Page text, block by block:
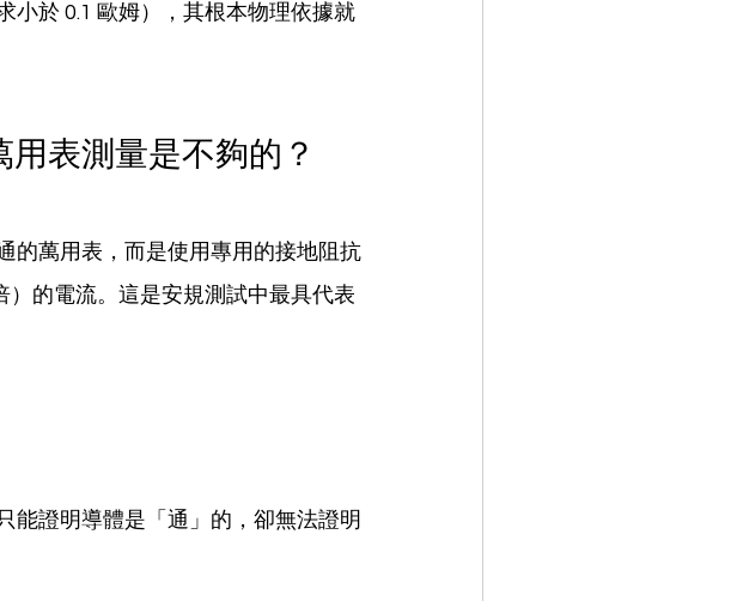
小於 0.1 歐姆），其根本物理依據就
表測量是不夠的？
的萬用表，而是使用專用的接地阻抗
）的電流。這是安規測試中最具代表
能證明導體是「通」的，卻無法證明